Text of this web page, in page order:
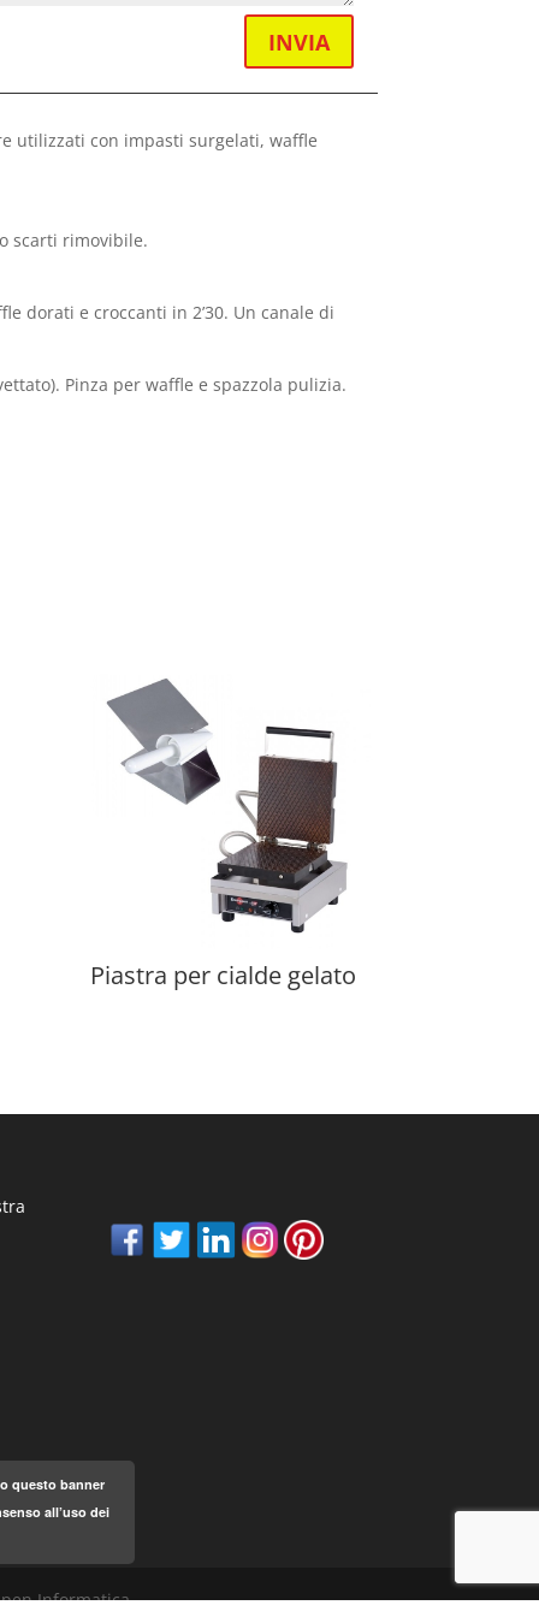
INVIA
utilizzati con impasti surgelati, waffle
scarti rimovibile.
dorati e croccanti in 2’30. Un canale di
Pinza per waffle e spazzola pulizia.
Piastra per cialde gelato
Informatica
questo banner
all’uso dei